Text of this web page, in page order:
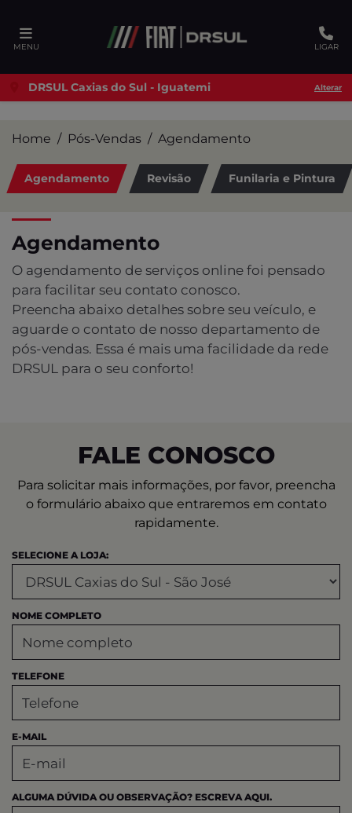
MENU LIGAR
DRSUL Caxias do Sul - Iguatemi Alterar
Home Pós-Vendas Agendamento
Agendamento Revisão Funilaria e Pintura
Agendamento
O agendamento de serviços online foi pensado
para facilitar seu contato conosco.
Preencha abaixo detalhes sobre seu veículo, e
aguarde o contato de nosso departamento de
pós-vendas. Essa é mais uma facilidade da rede
DRSUL para o seu conforto!
FALE CONOSCO
Para solicitar mais informações, por favor, preencha
o formulário abaixo que entraremos em contato
rapidamente.
SELECIONE A LOJA:
NOME COMPLETO
TELEFONE
E-MAIL
ALGUMA DÚVIDA OU OBSERVAÇÃO? ESCREVA AQUI.